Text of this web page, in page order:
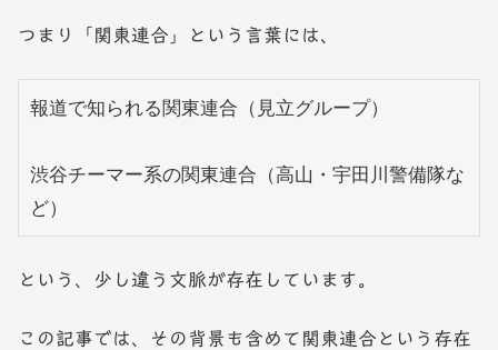
つまり「関東連合」という言葉には、
報道で知られる関東連合（見立グループ）
渋谷チーマー系の関東連合（高山・宇田川警備隊な
ど）
という、少し違う文脈が存在しています。
この記事では、その背景も含めて関東連合という存在